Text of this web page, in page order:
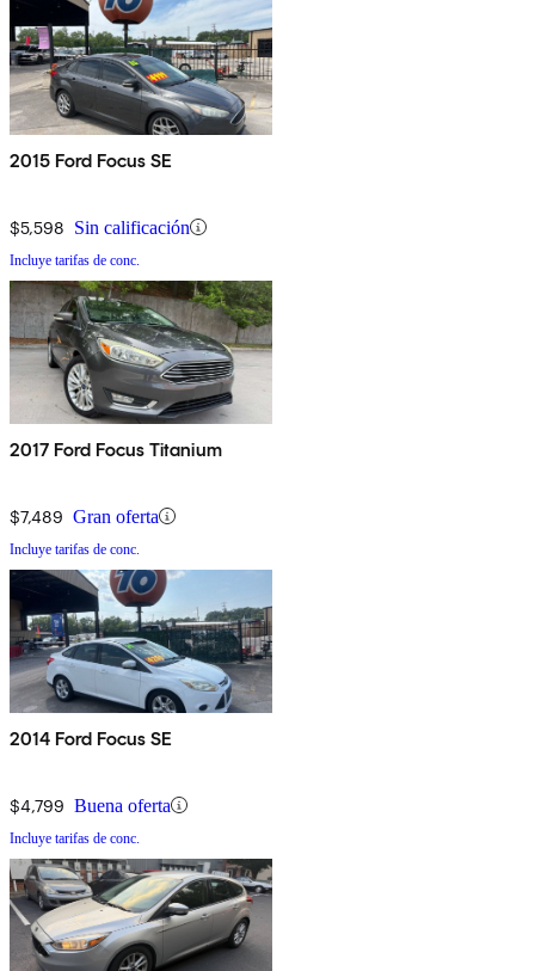
2015 Ford Focus SE
$5,598 Sin calificación
Incluye tarifas de conc.
2017 Ford Focus Titanium
$7,489 Gran oferta
Incluye tarifas de conc.
2014 Ford Focus SE
$4,799 Buena oferta
Incluye tarifas de conc.